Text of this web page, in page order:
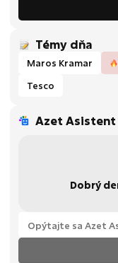
Témy dňa
Maros Kramar
Tesco
Azet Asistent
Dobrý